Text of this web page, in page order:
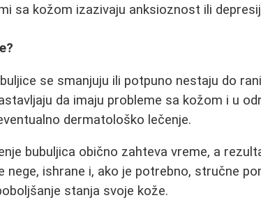
sa kožom izazivaju anksioznost ili
se smanjuju ili potpuno nestaju do
da imaju probleme sa kožom i u
dermatološko lečenje.
bubuljica obično zahteva vreme, a
nege, ishrane i, ako je potrebno, stručne
stanja svoje kože.